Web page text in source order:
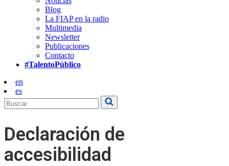
Blog
La FIAP en la radio
Multimedia
Newsletter
Publicaciones
Contacto
#TalentoPúblico
en
es
Declaración de
accesibilidad